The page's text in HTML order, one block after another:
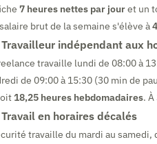
7 heures nettes par jouret un
brut de la semaine s'élève à
indépendant aux
travaille lundi de 08:00 à
de 09:00 à 15:30 (30 min de
18,25 heures hebdomadaires.
en horaires décalés
travaille du mardi au